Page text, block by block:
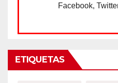
Facebook,
ETIQUETAS